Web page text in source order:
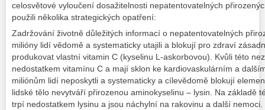
celosvětové vyloučení dosažitelnosti nepatentovatelných
použili několika strategických opatření:
Zadržování životně důležitých informací o nepatentovatelných
milióny lidí vědomě a systematicky utajili a blokují pro zdraví
produkovat vlastní vitamin C (kyselinu L-askorbovou). Kvůli této
nedostatkem vitamínu C a mají sklon ke kardiovaskulárním a
miliónům lidí neposkytli a systematicky a cílevědomě blokují
lidské tělo nevytváří přirozenou aminokyselinu – lysin. Na základě
trpí nedostatkem lysinu a jsou náchylní na rakovinu a další